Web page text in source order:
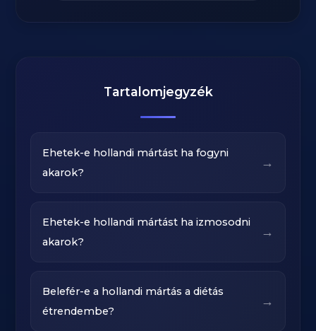
Tartalomjegyzék
Ehetek-e hollandi mártást ha fogyni
akarok?
→
Ehetek-e hollandi mártást ha izmosodni
akarok?
→
Belefér-e a hollandi mártás a diétás
étrendembe?
→